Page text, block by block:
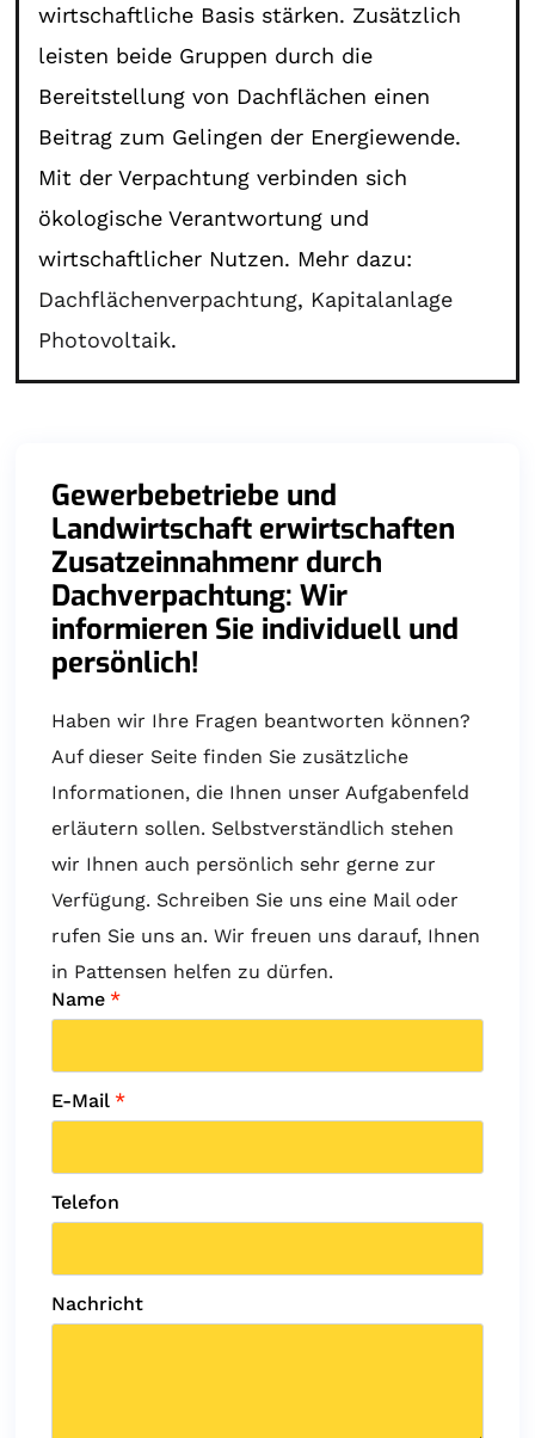
wirtschaftliche Basis stärken. Zusätzlich
leisten beide Gruppen durch die
Bereitstellung von Dachflächen einen
Beitrag zum Gelingen der Energiewende.
Mit der Verpachtung verbinden sich
ökologische Verantwortung und
wirtschaftlicher Nutzen. Mehr dazu:
Dachflächenverpachtung, Kapitalanlage
Photovoltaik.
Gewerbebetriebe und
Landwirtschaft erwirtschaften
Zusatzeinnahmenr durch
Dachverpachtung: Wir
informieren Sie individuell und
persönlich!
Haben wir Ihre Fragen beantworten können?
Auf dieser Seite finden Sie zusätzliche
Informationen, die Ihnen unser Aufgabenfeld
erläutern sollen. Selbstverständlich stehen
wir Ihnen auch persönlich sehr gerne zur
Verfügung. Schreiben Sie uns eine Mail oder
rufen Sie uns an. Wir freuen uns darauf, Ihnen
in Pattensen helfen zu dürfen.
Name *
E-Mail *
Telefon
Nachricht